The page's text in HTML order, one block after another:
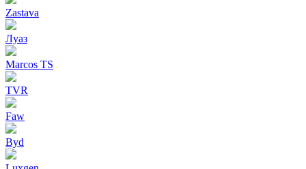
Zastava
Луаз
Marcos TS
TVR
Faw
Byd